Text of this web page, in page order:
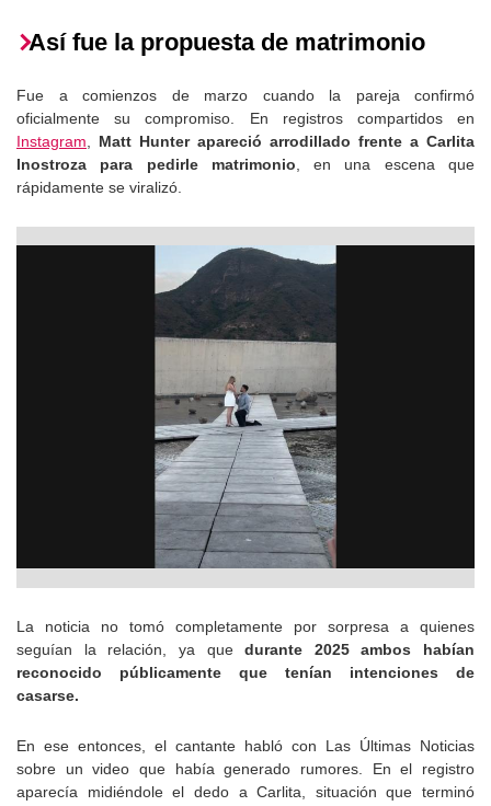
Así fue la propuesta de matrimonio
Fue a comienzos de marzo cuando la pareja confirmó
oficialmente su compromiso. En registros compartidos en
Instagram
Matt Hunter apareció arrodillado frente a Carlita
Inostroza para pedirle matrimonio , en una escena que
rápidamente se viralizó.
La noticia no tomó completamente por sorpresa a quienes
seguían la relación, ya quedurante 2025 ambos habían
reconocido públicamente que tenían intenciones de
casarse.
En ese entonces, el cantante habló con Las Últimas Noticias
sobre un video que había generado rumores. En el registro
aparecía midiéndole el dedo a Carlita, situación que terminó